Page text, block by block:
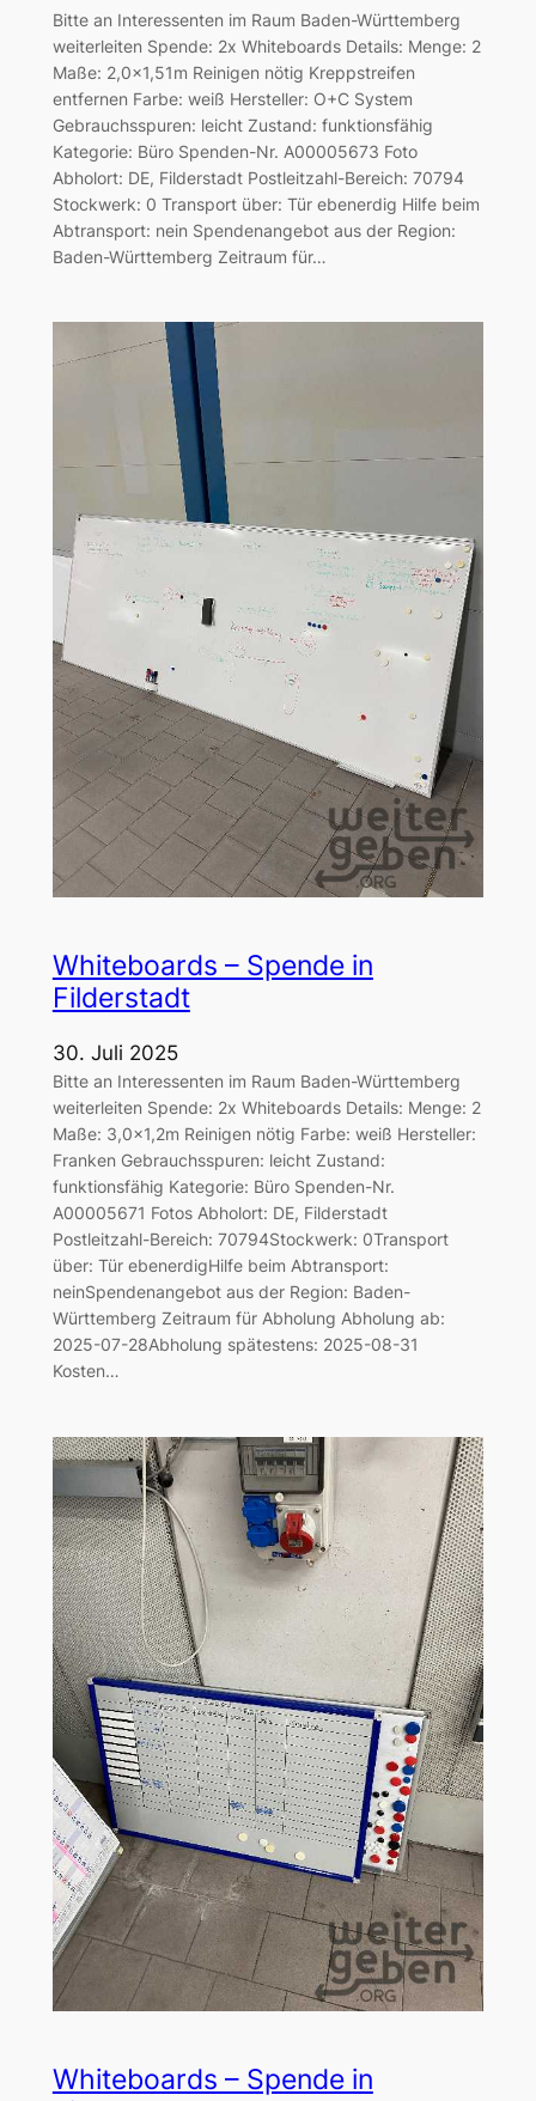
Bitte an Interessenten im Raum Baden-Württemberg
weiterleiten Spende: 2x Whiteboards Details: Menge: 2
Maße: 2,0×1,51m Reinigen nötig Kreppstreifen
entfernen Farbe: weiß Hersteller: O+C System
Gebrauchsspuren: leicht Zustand: funktionsfähig
Kategorie: Büro Spenden-Nr. A00005673 Foto
Abholort: DE, Filderstadt Postleitzahl-Bereich: 70794
Stockwerk: 0 Transport über: Tür ebenerdig Hilfe beim
Abtransport: nein Spendenangebot aus der Region:
Baden-Württemberg Zeitraum für…
Whiteboards – Spende in
Filderstadt
30. Juli 2025
Bitte an Interessenten im Raum Baden-Württemberg
weiterleiten Spende: 2x Whiteboards Details: Menge: 2
Maße: 3,0×1,2m Reinigen nötig Farbe: weiß Hersteller:
Franken Gebrauchsspuren: leicht Zustand:
funktionsfähig Kategorie: Büro Spenden-Nr.
A00005671 Fotos Abholort: DE, Filderstadt
Postleitzahl-Bereich: 70794Stockwerk: 0Transport
über: Tür ebenerdigHilfe beim Abtransport:
neinSpendenangebot aus der Region: Baden-
Württemberg Zeitraum für Abholung Abholung ab:
2025-07-28Abholung spätestens: 2025-08-31
Kosten…
Whiteboards – Spende in